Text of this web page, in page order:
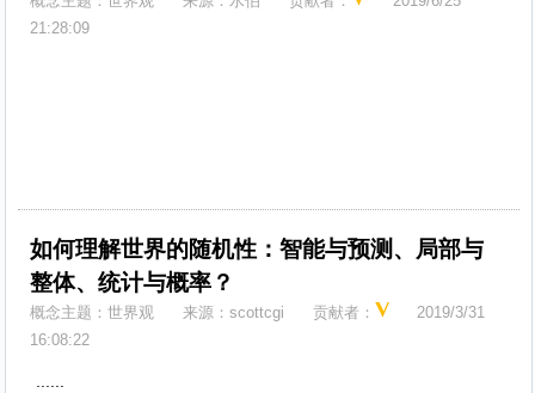
21:28:09
如何理解世界的随机性：智能与预测、局部与
整体、统计与概率？
概念主题：世界观 来源：scottcgi 贡献者：
2019/3/31
16:08:22